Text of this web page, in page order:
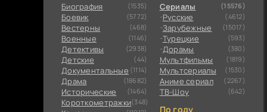
Биография (1535)
Боевик (5772)
Вестерны (468)
Военные (1146)
Детективы (2938)
Детские (44)
Документальные (1114)
Драма (18682)
Исторические (1464)
Короткометражки(348)
Сериалы (15576)
Русские (4612)
Зарубежные (15017)
Турецкие (593)
Дорамы (380)
Мультфильмы (1819)
Мультсериалы (1530)
Аниме сериал (2267)
ТВ-Шоу (642)
По году